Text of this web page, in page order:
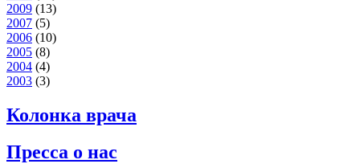
2009 (13)
2007 (5)
2006 (10)
2005 (8)
2004 (4)
2003 (3)
Колонка врача
Пресса о нас